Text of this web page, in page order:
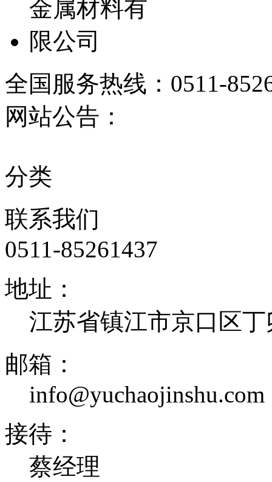
全国服务热线： 0511-
网站公告：
分类
联系我们
0511-85261437
地址：
江苏省镇江市京口区丁
邮箱：
info@yuchaojinshu.com
接待：
蔡经理